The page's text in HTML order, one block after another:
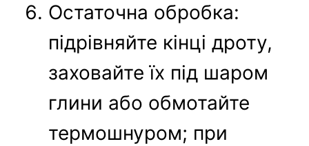
Остаточна обробка:
підрівняйте кінці дроту,
заховайте їх під шаром
глини або обмотайте
термошнуром; при